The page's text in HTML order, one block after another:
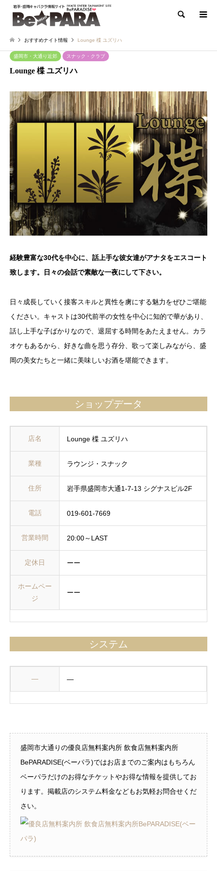
検索
おすすめナイト情報 Lounge 楪 ユズリハ
盛岡市・大通り近郊 スナック・クラブ
Lounge 楪 ユズリハ
経験豊富な30代を中心に、話上手な彼女達がアナタをエスコート
致します。日々の会話で素敵な一夜にして下さい。
日々成長していく接客スキルと異性を虜にする魅力をぜひご堪能
ください。キャストは30代前半の女性を中心に知的で華があり、
話し上手な子ばかりなので、退屈する時間をあたえません。カラ
オケもあるから、好きな曲を思う存分、歌って楽しみながら、盛
岡の美女たちと一緒に美味しいお酒を堪能できます。
ショップデータ
店名 Lounge 楪 ユズリハ
業種 ラウンジ・スナック
住所 岩手県盛岡市大通1-7-13 シグナスビル2F
電話 019-601-7669
営業時間 20:00～LAST
定休日 ーー
ホームペー
ジ
ーー
システム
— —
盛岡市大通りの優良店無料案内所 飲食店無料案内所
BePARADISE(ベーパラ)ではお店までのご案内はもちろん
ベーパラだけのお得なチケットやお得な情報を提供してお
ります。掲載店のシステム料金などもお気軽お問合せくだ
さい。